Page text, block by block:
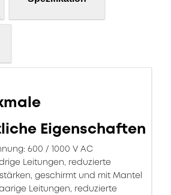
Eigenschaften
600 / 1000 V AC
Leitungen, reduzierte
geschirmt und mit Mantel
Leitungen, reduzierte